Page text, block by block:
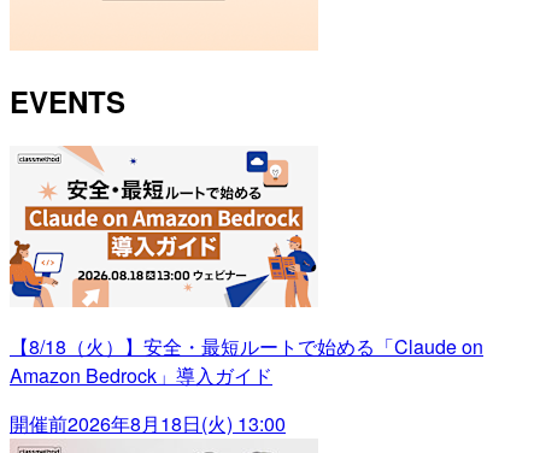
EVENTS
【8/18（火）】安全・最短ルートで始める「Claude on
Amazon Bedrock」導入ガイド
開催前2026年8月18日(火) 13:00